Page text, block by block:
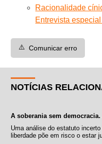
Racionalidade
Entrevista
⚠️ Comunicar erro
NOTÍCIAS
A soberania sem
Uma análise do estatuto
liberdade põe em risco o estar